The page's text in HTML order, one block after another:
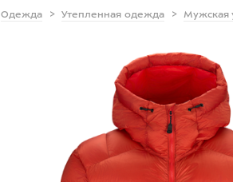
Одежда Утепленная одежда Мужская